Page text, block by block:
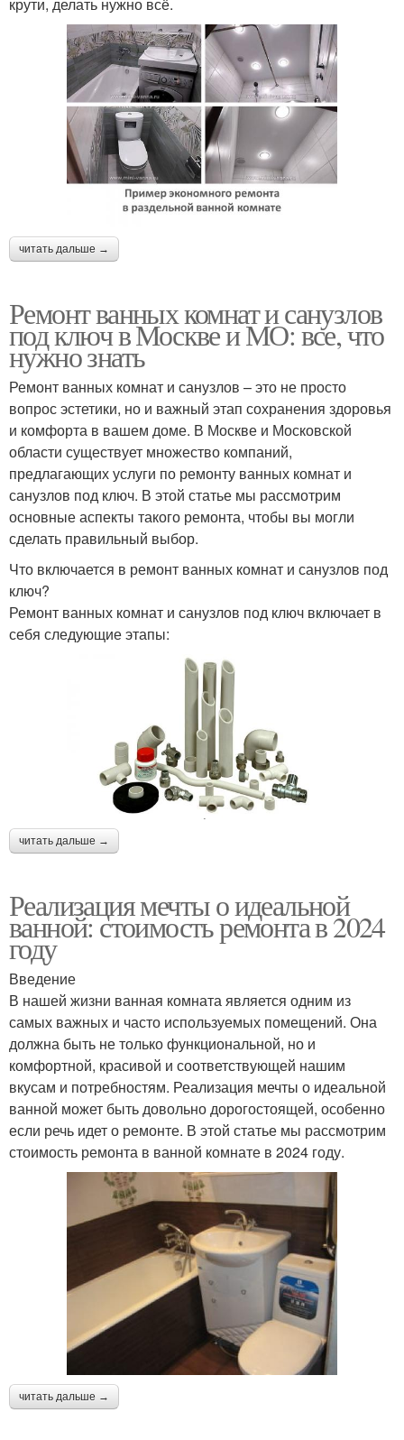
читать дальше →
Ремонт ванных комнат и санузлов
под ключ в Москве и МО: все, что
нужно знать
Ремонт ванных комнат и санузлов – это не просто
вопрос эстетики, но и важный этап сохранения здоровья
и комфорта в вашем доме. В Москве и Московской
области существует множество компаний,
предлагающих услуги по ремонту ванных комнат и
санузлов под ключ. В этой статье мы рассмотрим
основные аспекты такого ремонта, чтобы вы могли
сделать правильный выбор.
Что включается в ремонт ванных комнат и санузлов под
ключ?
Ремонт ванных комнат и санузлов под ключ включает в
себя следующие этапы:
читать дальше →
Реализация мечты о идеальной
ванной: стоимость ремонта в 2024
году
Введение
В нашей жизни ванная комната является одним из
самых важных и часто используемых помещений. Она
должна быть не только функциональной, но и
комфортной, красивой и соответствующей нашим
вкусам и потребностям. Реализация мечты о идеальной
ванной может быть довольно дорогостоящей, особенно
если речь идет о ремонте. В этой статье мы рассмотрим
стоимость ремонта в ванной комнате в 2024 году.
читать дальше →